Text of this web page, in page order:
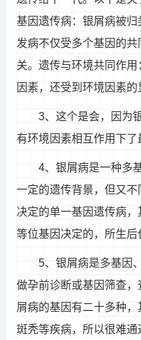
基因遗传病：银屑病被
发病不仅受多个基因的
关。遗传与环境共同作
因素，还受到环境因素的
3、这个是会，因为
有环境因素相互作用下了
4、银屑病是一种多
一定的遗传背景，但又
决定的单一基因遗传病
等位基因决定的，所生后
5、银屑病是多基因
做孕前诊断或基因筛查
屑病的基因有二十多种，
斑秃等疾病，所以很难通